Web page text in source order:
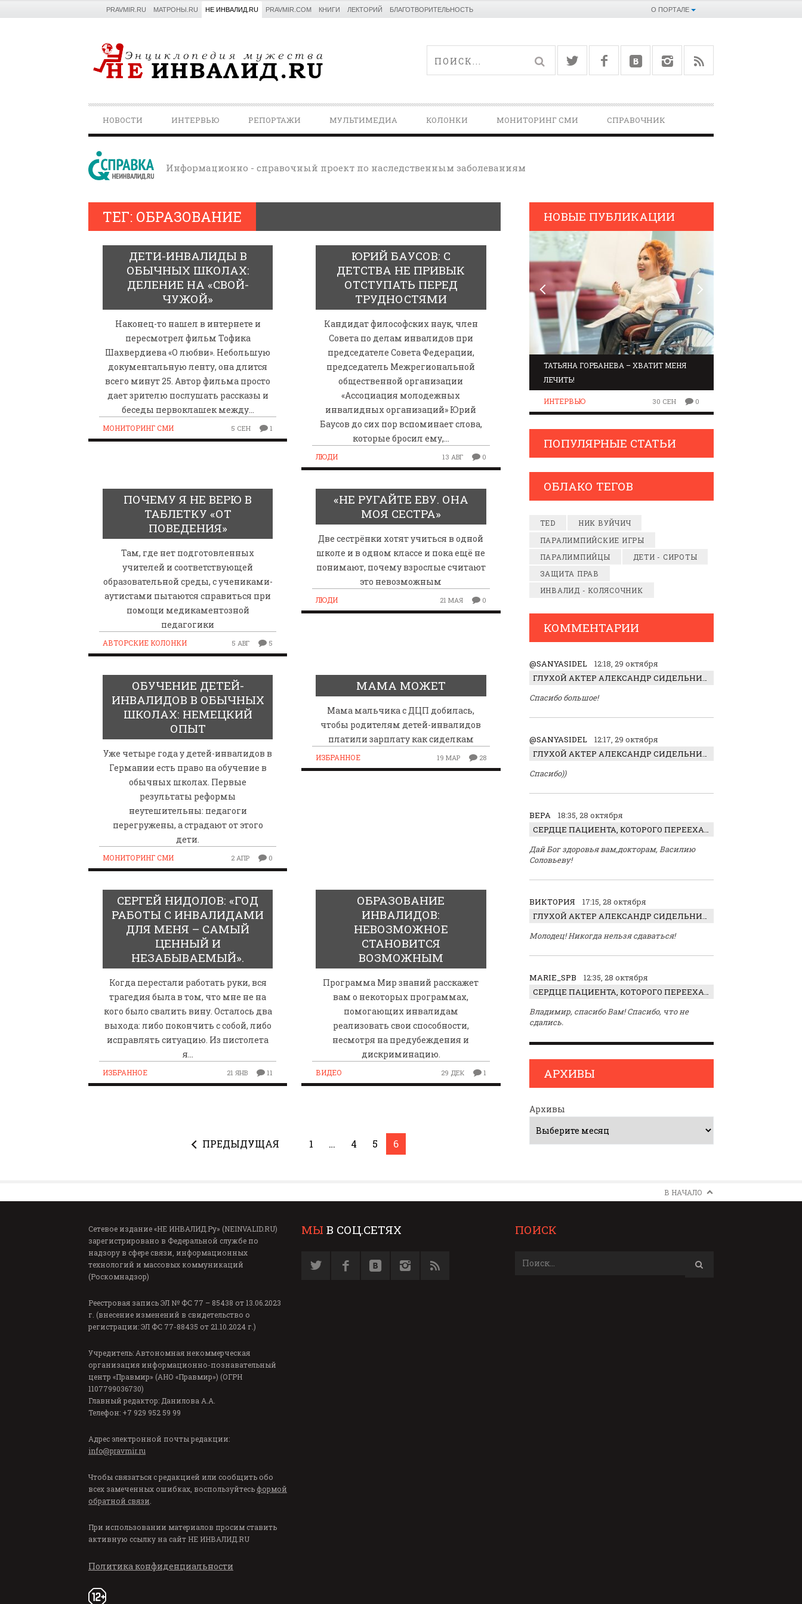
О ПОРТАЛЕ
PRAVMIR.RU МАТРОНЫ.RU НЕ ИНВАЛИД.RU PRAVMIR.COM КНИГИ ЛЕКТОРИЙ БЛАГОТВОРИТЕЛЬНОСТЬ
NAVIGATION
НОВОСТИ ИНТЕРВЬЮ РЕПОРТАЖИ МУЛЬТИМЕДИА КОЛОНКИ МОНИТОРИНГ СМИ СПРАВОЧНИК­
Информационно - справочный проект по наследственным заболеваниям
ТЕГ: ОБРАЗОВАНИЕ
ДЕТИ-ИНВАЛИДЫ В
ОБЫЧНЫХ ШКОЛАХ:
ДЕЛЕНИЕ НА «СВОЙ-
ЧУЖОЙ»
Наконец-то нашел в интернете и
пересмотрел фильм Тофика
Шахвердиева «О любви». Небольшую
документальную ленту, она длится
всего минут 25. Автор фильма просто
дает зрителю послушать рассказы и
беседы первоклашек между…
МОНИТОРИНГ СМИ 5 СЕН 1
ЮРИЙ БАУСОВ: С
ДЕТСТВА НЕ ПРИВЫК
ОТСТУПАТЬ ПЕРЕД
ТРУДНОСТЯМИ
Кандидат философских наук, член
Совета по делам инвалидов при
председателе Совета Федерации,
председатель Межрегиональной
общественной организации
«Ассоциация молодежных
инвалидных организаций» Юрий
Баусов до сих пор вспоминает слова,
которые бросил ему,…
ЛЮДИ 13 АВГ 0
ПОЧЕМУ Я НЕ ВЕРЮ В
ТАБЛЕТКУ «ОТ
ПОВЕДЕНИЯ»
Там, где нет подготовленных
учителей и соответствующей
образовательной среды, с учениками-
аутистами пытаются справиться при
помощи медикаментозной
педагогики
АВТОРСКИЕ КОЛОНКИ 5 АВГ 5
«НЕ РУГАЙТЕ ЕВУ. ОНА
МОЯ СЕСТРА»
Две сестрёнки хотят учиться в одной
школе и в одном классе и пока ещё не
понимают, почему взрослые считают
это невозможным
ЛЮДИ 21 МАЯ 0
ОБУЧЕНИЕ ДЕТЕЙ-
ИНВАЛИДОВ В ОБЫЧНЫХ
ШКОЛАХ: НЕМЕЦКИЙ
ОПЫТ
Уже четыре года у детей-инвалидов в
Германии есть право на обучение в
обычных школах. Первые
результаты реформы
неутешительны: педагоги
перегружены, а страдают от этого
дети.
МОНИТОРИНГ СМИ 2 АПР 0
МАМА МОЖЕТ
Мама мальчика с ДЦП добилась,
чтобы родителям детей-инвалидов
платили зарплату как сиделкам
ИЗБРАННОЕ 19 МАР 28
СЕРГЕЙ НИДОЛОВ: «ГОД
РАБОТЫ С ИНВАЛИДАМИ
ДЛЯ МЕНЯ – САМЫЙ
ЦЕННЫЙ И
НЕЗАБЫВАЕМЫЙ».
Когда перестали работать руки, вся
трагедия была в том, что мне не на
кого было свалить вину. Осталось два
выхода: либо покончить с собой, либо
исправлять ситуацию. Из пистолета
я…
ИЗБРАННОЕ 21 ЯНВ 11
ОБРАЗОВАНИЕ
ИНВАЛИДОВ:
НЕВОЗМОЖНОЕ
СТАНОВИТСЯ
ВОЗМОЖНЫМ
Программа Мир знаний расскажет
вам о некоторых программах,
помогающих инвалидам
реализовать свои способности,
несмотря на предубеждения и
дискриминацию.
ВИДЕО 29 ДЕК 1
ПРЕДЫДУЩАЯ 1 … 4 5 6
НОВЫЕ ПУБЛИКАЦИИ
ТАТЬЯНА ГОРБАНЕВА – ХВАТИТ МЕНЯ
ЛЕЧИТЬ!
ИНТЕРВЬЮ 30 СЕН 0
ИНЖЕНЕР С ТВОРЧЕСКИМИ АМБИЦИЯМИ.
ИЛИ КАК ЖЕНЩИНА ИЗ НОВОПОЛОЦКА
НАШЛА СЕБЯ В ИСКУССТВЕ
ИСКУССТВО 31 АВГ
ПАРАЛИМПИЙСКАЯ ЧЕМПИОНКА ПО
БИАТЛОНУ И ЛЫЖНЫМ ГОНКАМ ИЗ
КАЗАНИ ИРИНА ПОЛЯКОВА
БЕЗ НОГ 0
ПОПУЛЯРНЫЕ СТАТЬИ
ОБЛАКО ТЕГОВ
TED
НИК ВУЙЧИЧ
ПАРАЛИМПИЙСКИЕ ИГРЫ
ПАРАЛИМПИЙЦЫ
ДЕТИ - СИРОТЫ
ЗАЩИТА ПРАВ
ИНВАЛИД - КОЛЯСОЧНИК
КОММЕНТАРИИ
@SANYASIDEL
12:18, 29 октября
ГЛУХОЙ АКТЕР АЛЕКСАНДР СИДЕЛЬНИКОВ: «С НАСЛАЖДЕНИЕМ ИГРАЛ ОТРИЦАТЕЛЬНОГО ГЕРОЯ!»
Спасибо большое!
@SANYASIDEL
12:17, 29 октября
ГЛУХОЙ АКТЕР АЛЕКСАНДР СИДЕЛЬНИКОВ: «С НАСЛАЖДЕНИЕМ ИГРАЛ ОТРИЦАТЕЛЬНОГО ГЕРОЯ!»
Спасибо))
ВЕРА
18:35, 28 октября
СЕРДЦЕ ПАЦИЕНТА, КОТОРОГО ПЕРЕЕХАЛ ТРАКТОР, ОБНАРУЖИЛИ… В ЖИВОТЕ
Дай Бог здоровья вам,докторам, Василию
Соловьеву!
ВИКТОРИЯ
17:15, 28 октября
ГЛУХОЙ АКТЕР АЛЕКСАНДР СИДЕЛЬНИКОВ: «С НАСЛАЖДЕНИЕМ ИГРАЛ ОТРИЦАТЕЛЬНОГО ГЕРОЯ!»
Молодец! Никогда нельзя сдаваться!
MARIE_SPB
12:35, 28 октября
СЕРДЦЕ ПАЦИЕНТА, КОТОРОГО ПЕРЕЕХАЛ ТРАКТОР, ОБНАРУЖИЛИ… В ЖИВОТЕ
Владимир, спасибо Вам! Спасибо, что не
сдались.
АРХИВЫ
Архивы
В НАЧАЛО
Сетевое издание «НЕ ИНВАЛИД.Ру» (NEINVALID.RU)
зарегистрировано в Федеральной службе по
надзору в сфере связи, информационных
технологий и массовых коммуникаций
(Роскомнадзор)
Реестровая запись ЭЛ № ФС 77 – 85438 от 13.06.2023
г. (внесение изменений в свидетельство о
регистрации: ЭЛ ФС 77-88435 от 21.10.2024 г.)
Учредитель: Автономная некоммерческая
организация информационно-познавательный
центр «Правмир» (АНО «Правмир») (ОГРН
1107799036730)
Главный редактор: Данилова А.А.
Телефон: +7 929 952 59 99
Адрес электронной почты редакции:
info@pravmir.ru
Чтобы связаться с редакцией или сообщить обо
всех замеченных ошибках, воспользуйтесь формой
обратной связи
При использовании материалов просим ставить
активную ссылку на сайт НЕ ИНВАЛИД.RU
Политика конфиденциальности
МЫ В СОЦ.СЕТЯХ ПОИСК